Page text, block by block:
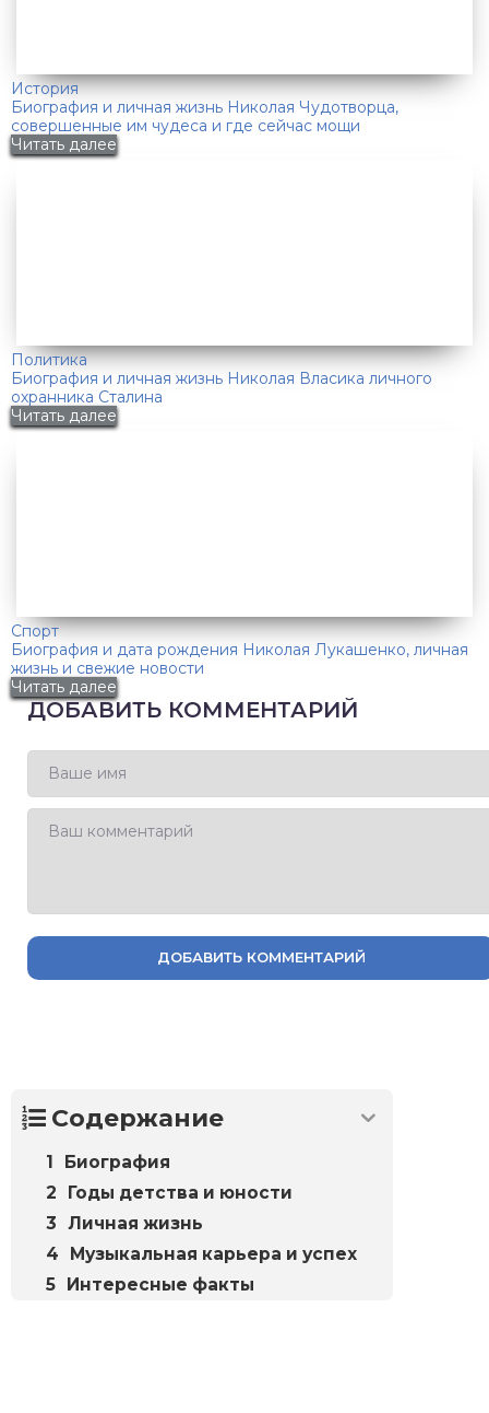
История
Биография и личная жизнь Николая Чудотворца,
совершенные им чудеса и где сейчас мощи
Читать далее
Политика
Биография и личная жизнь Николая Власика личного
охранника Сталина
Читать далее
Спорт
Биография и дата рождения Николая Лукашенко, личная
жизнь и свежие новости
Читать далее
ДОБАВИТЬ КОММЕНТАРИЙ
ДОБАВИТЬ КОММЕНТАРИЙ
Содержание
Биография
Годы детства и юности
Личная жизнь
Музыкальная карьера и успех
Интересные факты